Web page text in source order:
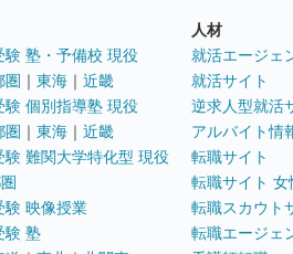
験 塾・予備校 現役
圏 ｜ 東海 ｜ 近畿
験 個別指導塾 現役
圏 ｜ 東海 ｜ 近畿
験 難関大学特化型 現役
験 映像授業
験 塾
人材
就活エージェ
就活サイト
逆求人型就活
アルバイト情
転職サイト
転職サイト 女
転職スカウト
転職エージェ